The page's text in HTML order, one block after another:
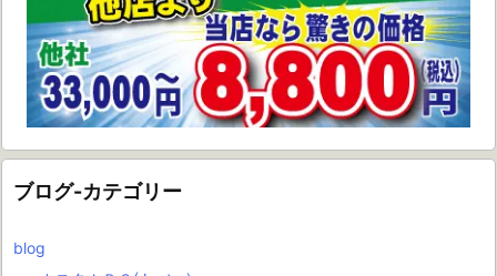
ブログ-カテゴリー
blog